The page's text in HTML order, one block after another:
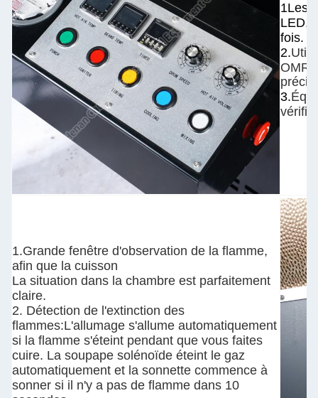
1Les
LED,
fois.
2.
3.
1.Grande fenêtre d'observation de la flamme,
afin que la cuisson
La situation dans la chambre est parfaitement
claire.
2. Détection de l'extinction des
flammes:L'allumage s'allume automatiquement
si la flamme s'éteint pendant que vous faites
cuire. La soupape solénoïde éteint le gaz
automatiquement et la sonnette commence à
sonner si il n'y a pas de flamme dans 10